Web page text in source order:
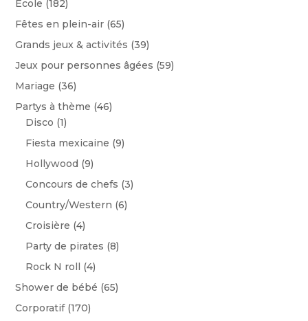
École (182)
Fêtes en plein-air (65)
Grands jeux & activités (39)
Jeux pour personnes âgées (59)
Mariage (36)
Partys à thème (46)
Disco (1)
Fiesta mexicaine (9)
Hollywood (9)
Concours de chefs (3)
Country/Western (6)
Croisière (4)
Party de pirates (8)
Rock N roll
(4)
Shower de bébé (65)
Corporatif (170)